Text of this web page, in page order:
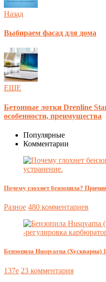
Назад
Выбираем фасад для дома
ЕЩЕ
Бетонные лотки Drenline
особенности, преимущества
Популярные
Комментарии
Почему глохнет бензопила?
Разное 480 комментариев
Бензопила Husqvarna (Хускварна)
137e 23 комментария